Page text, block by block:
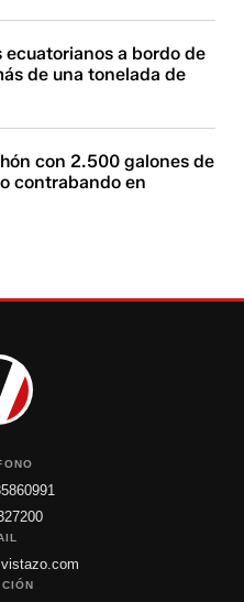
a bordo de
de una tonelada de
con 2.500 galones de
contrabando en